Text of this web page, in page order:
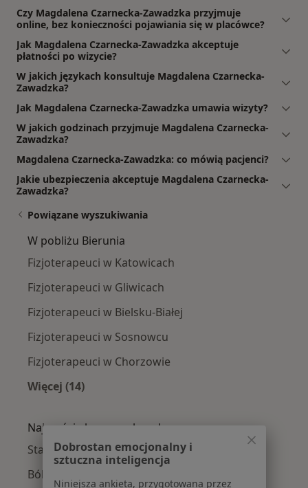
Czy Magdalena Czarnecka-Zawadzka przyjmuje
online, bez konieczności pojawiania się w placówce?
Jak Magdalena Czarnecka-Zawadzka akceptuje
płatności po wizycie?
W jakich językach konsultuje Magdalena Czarnecka-
Zawadzka?
Jak Magdalena Czarnecka-Zawadzka umawia wizyty?
W jakich godzinach przyjmuje Magdalena Czarnecka-
Zawadzka?
Magdalena Czarnecka-Zawadzka: co mówią pacjenci?
Jakie ubezpieczenia akceptuje Magdalena Czarnecka-
Zawadzka?
Powiązane wyszukiwania
W pobliżu Bierunia
Fizjoterapeuci w Katowicach
Fizjoterapeuci w Gliwicach
Fizjoterapeuci w Bielsku-Białej
Fizjoterapeuci w Sosnowcu
Fizjoterapeuci w Chorzowie
Więcej (14)
Najczęście leczone choroby
Stany pooperacyjne w Bieruniu
Ból barku w Bieruniu
Dobrostan emocjonalny i
sztuczna inteligencja
Niniejsza ankieta, przygotowana przez